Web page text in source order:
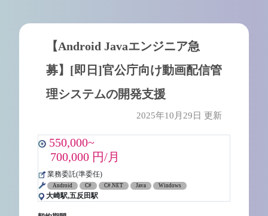
【Android Javaエンジニア急
募】[即日]官公庁向け動画配信管
理システムの開発支援
2025年10月29日 更新
550,000~
700,000 円/月
業務委託(準委任)
Android C# C#.NET Java Windows
大崎駅,五反田駅